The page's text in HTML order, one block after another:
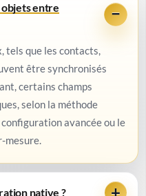
entre
tels que les contacts,
être synchronisés
certains champs
selon la méthode
avancée ou le
mesure.
native ?